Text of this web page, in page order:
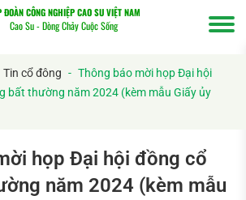
ĐOÀN CÔNG NGHIỆP CAO SU VIỆT NAM
Cao Su - Dòng Chảy Cuộc Sống
Tin cổ đông - Thông báo mời họp Đại hội
bất thường năm 2024 (kèm mẫu Giấy ủy
họp Đại hội đồng cổ
năm 2024 (kèm mẫu